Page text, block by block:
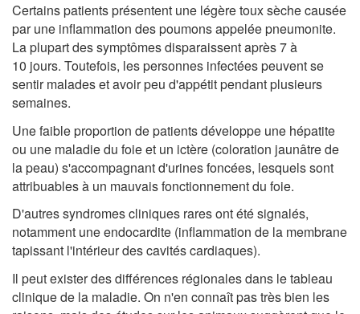
Certains patients présentent une légère toux sèche causée
par une inflammation des poumons appelée pneumonite.
La plupart des symptômes disparaissent après 7 à
10 jours. Toutefois, les personnes infectées peuvent se
sentir malades et avoir peu d'appétit pendant plusieurs
semaines.
Une faible proportion de patients développe une hépatite
ou une maladie du foie et un ictère (coloration jaunâtre de
la peau) s'accompagnant d'urines foncées, lesquels sont
attribuables à un mauvais fonctionnement du foie.
D'autres syndromes cliniques rares ont été signalés,
notamment une endocardite (inflammation de la membrane
tapissant l'intérieur des cavités cardiaques).
Il peut exister des différences régionales dans le tableau
clinique de la maladie. On n'en connaît pas très bien les